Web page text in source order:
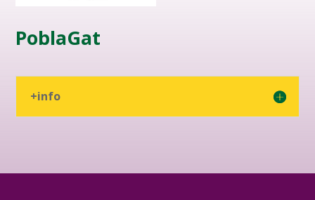
PoblaGat
+info